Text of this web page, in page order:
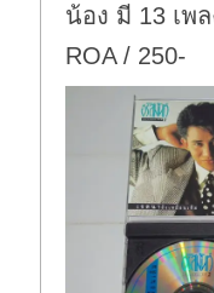
น้อง มี 13 เพ
ROA / 250-